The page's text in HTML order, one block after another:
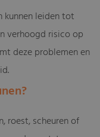
kunnen leiden tot
verhoogd risico op
deze problemen en
roest, scheuren of